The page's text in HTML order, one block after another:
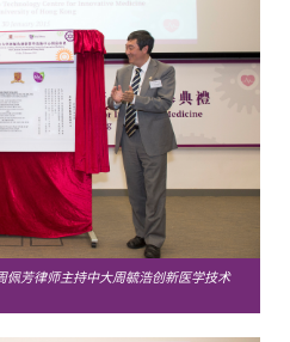
佩芳律师主持中大周毓浩创新医学技术